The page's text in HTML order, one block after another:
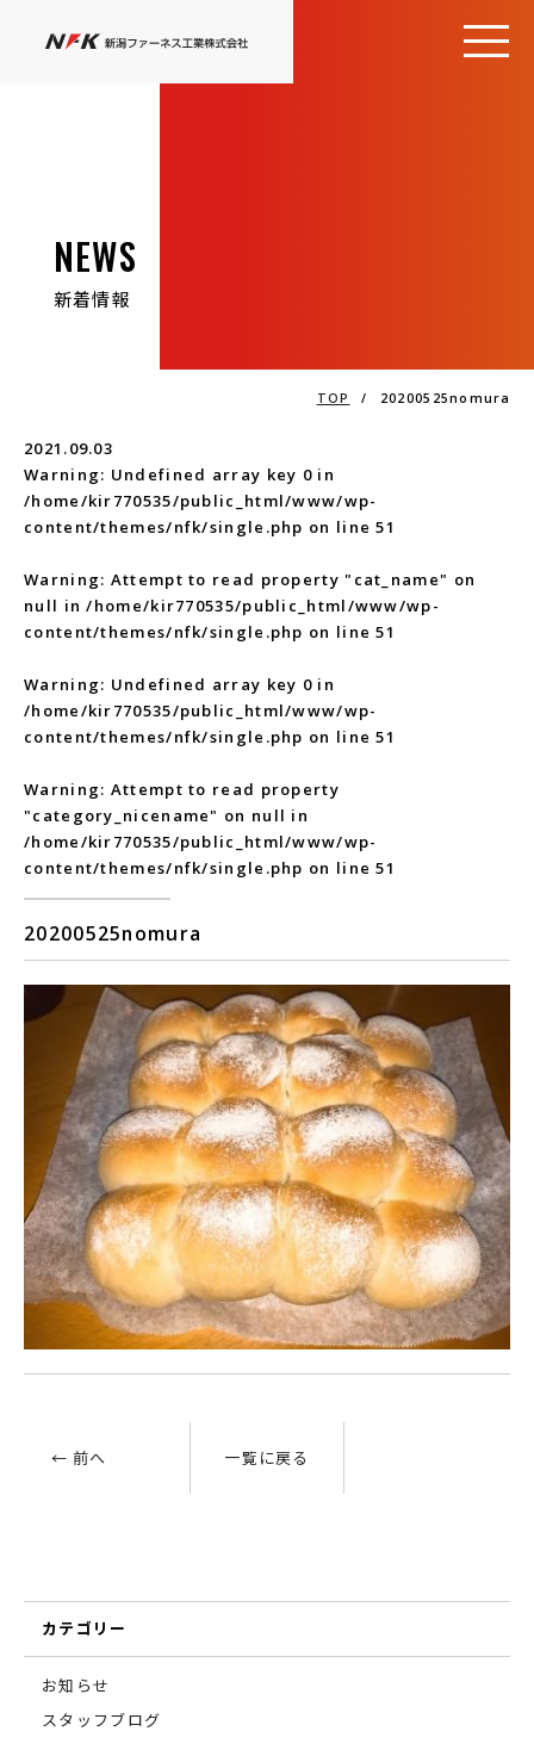
NEWS
新着情報
TOP / 20200525nomura
2021.09.03
Warning: Undefined array key 0 in
/home/kir770535/public_html/www/wp-
content/themes/nfk/single.php on line51
Warning: Attempt to read property "cat_name" on
null in/home/kir770535/public_html/www/wp-
content/themes/nfk/single.php on line51
Warning: Undefined array key 0 in
/home/kir770535/public_html/www/wp-
content/themes/nfk/single.php on line51
Warning: Attempt to read property
"category_nicename" on null in
/home/kir770535/public_html/www/wp-
content/themes/nfk/single.php on line51
20200525nomura
← 前へ 一覧に戻る
カテゴリー
お知らせ
スタッフブログ